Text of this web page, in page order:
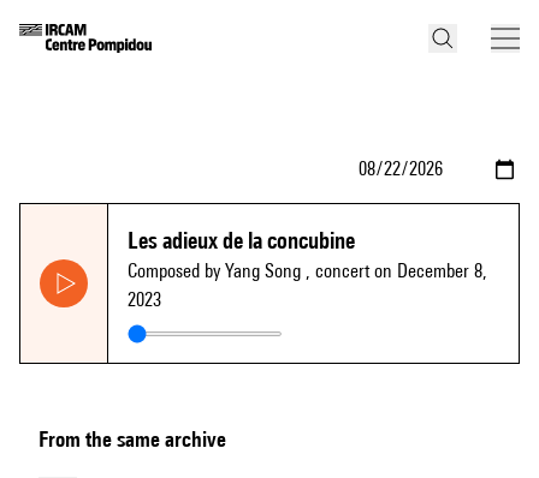
Les adieux de la concubine
Composed by Yang Song , concert on December 8,
2023
From the same archive